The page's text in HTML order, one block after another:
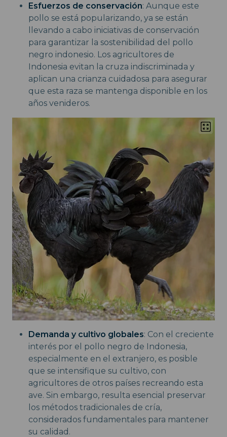
Esfuerzos de conservación: Aunque este
pollo se está popularizando, ya se están
llevando a cabo iniciativas de conservación
para garantizar la sostenibilidad del pollo
negro indonesio. Los agricultores de
Indonesia evitan la cruza indiscriminada y
aplican una crianza cuidadosa para asegurar
que esta raza se mantenga disponible en los
años venideros.
Demanda y cultivo globales: Con el creciente
interés por el pollo negro de Indonesia,
especialmente en el extranjero, es posible
que se intensifique su cultivo, con
agricultores de otros países recreando esta
ave. Sin embargo, resulta esencial preservar
los métodos tradicionales de cría,
considerados fundamentales para mantener
su calidad.